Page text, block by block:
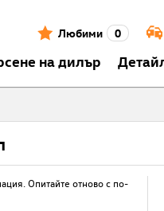
Любими 0
на дилър
Опитайте отново с по-